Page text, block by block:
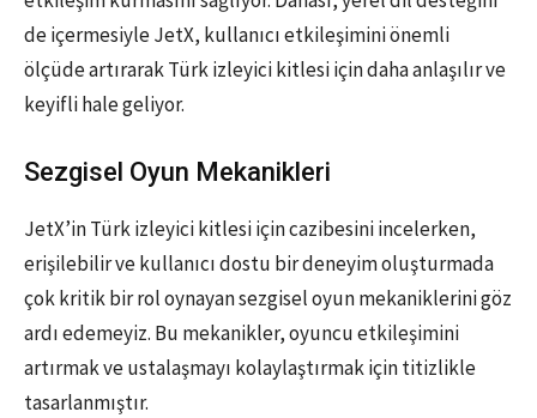
de içermesiyle JetX, kullanıcı etkileşimini önemli
ölçüde artırarak Türk izleyici kitlesi için daha anlaşılır ve
keyifli hale geliyor.
Sezgisel Oyun Mekanikleri
JetX’in Türk izleyici kitlesi için cazibesini incelerken,
erişilebilir ve kullanıcı dostu bir deneyim oluşturmada
çok kritik bir rol oynayan sezgisel oyun mekaniklerini göz
ardı edemeyiz. Bu mekanikler, oyuncu etkileşimini
artırmak ve ustalaşmayı kolaylaştırmak için titizlikle
tasarlanmıştır.